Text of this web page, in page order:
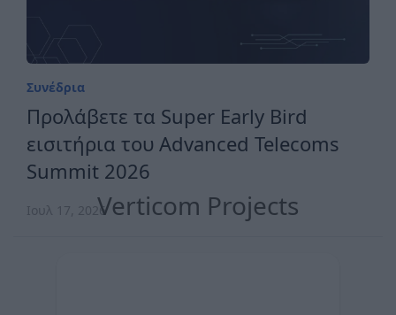
Συνέδρια
Προλάβετε τα Super Early Bird
εισιτήρια του Advanced Telecoms
Summit 2026
Ιουλ 17, 2026Verticom Projects